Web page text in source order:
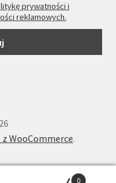
prywatności i
reklamowych.
WooCommerce.
0